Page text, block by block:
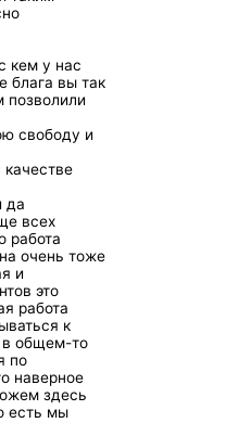
кем у нас
блага вы так
позволили
свободу и
да
всех
работа
очень тоже
и
это
работа
к
в общем-то
по
наверное
здесь
есть мы